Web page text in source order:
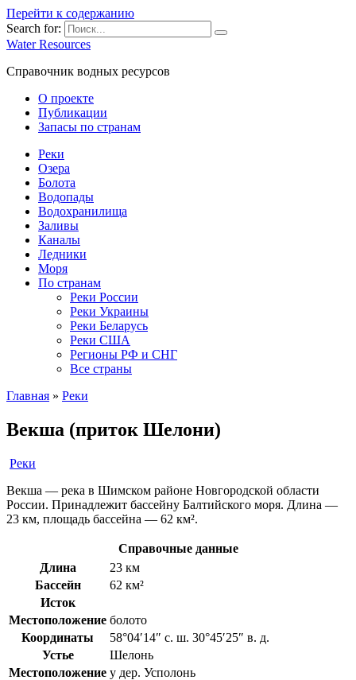
Перейти к содержанию
Search for:
Water Resources
Справочник водных ресурсов
О проекте
Публикации
Запасы по странам
Реки
Озера
Болота
Водопады
Водохранилища
Заливы
Каналы
Ледники
Моря
По странам
Реки России
Реки Украины
Реки Беларусь
Реки США
Регионы РФ и СНГ
Все страны
Главная » Реки
Векша (приток Шелони)
Реки
Векша — река в Шимском районе Новгородской области
России. Принадлежит бассейну Балтийского моря. Длина —
23 км, площадь бассейна — 62 км².
Справочные данные
Длина
23 км
Бассейн
62 км²
Исток
Местоположение болото
Координаты
58°04′14″ с. ш. 30°45′25″ в. д.
Устье
Шелонь
Местоположение у дер. Усполонь